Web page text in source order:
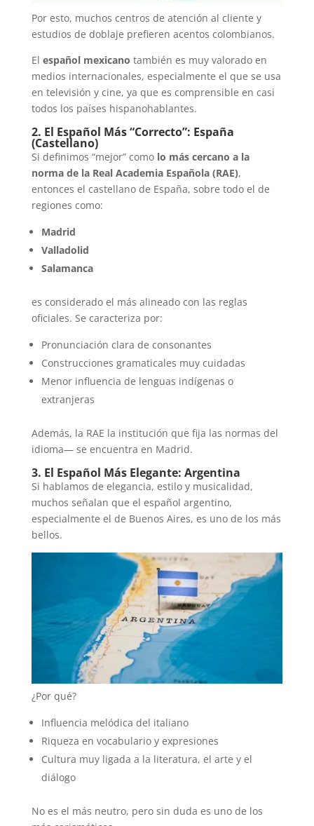
Por esto, muchos centros de atención al cliente y
estudios de doblaje prefieren acentos colombianos.
El español mexicano también es muy valorado en
medios internacionales, especialmente el que se usa
en televisión y cine, ya que es comprensible en casi
todos los países hispanohablantes.
2. El Español Más “Correcto”: España
(Castellano)
Si definimos “mejor” como lo más cercano a la
norma de la Real Academia Española (RAE),
entonces el castellano de España, sobre todo el de
regiones como:
Madrid
Valladolid
Salamanca
es considerado el más alineado con las reglas
oficiales. Se caracteriza por:
Pronunciación clara de consonantes
Construcciones gramaticales muy cuidadas
Menor influencia de lenguas indígenas o
extranjeras
Además, la RAE la institución que fija las normas del
idioma— se encuentra en Madrid.
3. El Español Más Elegante: Argentina
Si hablamos de elegancia, estilo y musicalidad,
muchos señalan que el español argentino,
especialmente el de Buenos Aires, es uno de los más
bellos.
¿Por qué?
Influencia melódica del italiano
Riqueza en vocabulario y expresiones
Cultura muy ligada a la literatura, el arte y el
diálogo
No es el más neutro, pero sin duda es uno de los